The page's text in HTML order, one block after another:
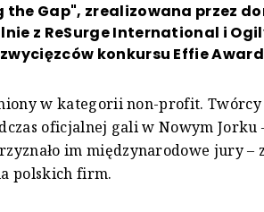
the Gap", zrealizowana przez
z ReSurge International i
konkursu Effie
w kategorii non-profit.
oficjalnej gali w Nowym Jorku
im międzynarodowe jury –
polskich firm.